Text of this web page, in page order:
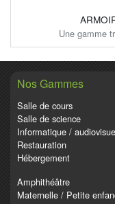
Une gamme
Nos Gammes
Salle de cours
Salle de science
Informatique /
Restauration
Hébergement
Amphithéâtre
Maternelle / Petite